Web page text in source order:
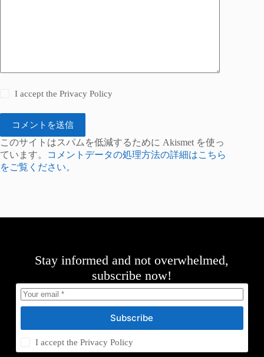
I accept thePrivacy Policy
コメントを送信
このサイトはスパムを低減するために Akismet を使っ
ています。
コメントデータの処理方法の詳細はこちら
をご覧ください。
Stay informed and not overwhelmed,
subscribe now!
Subscribe
I accept thePrivacy Policy